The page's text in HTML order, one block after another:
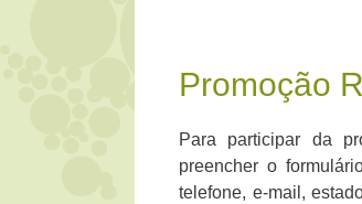
Promoção
Para participar da
preencher o
telefone, e-mail,